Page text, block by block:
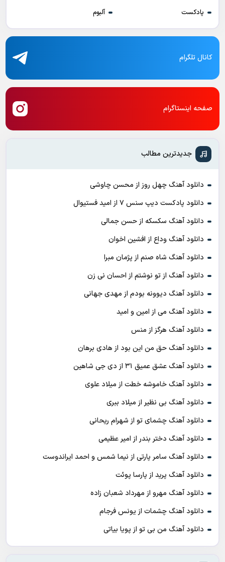
پادکست
آلبوم
کانال تلگرام
صفحه اینستاگرام
جدیدترین مطالب
دانلود آهنگ چهل روز از محسن چاوشی
دانلود پادکست ديپ سنس ۷ از اميد فستيوال
دانلود آهنگ سکسکه از حسن جمالی
دانلود آهنگ وداع از افشين اخوان
دانلود آهنگ شاه صنم از پژمان مبرا
دانلود آهنگ از تو نوشتم از احسان نی زن
دانلود آهنگ دیوونه بودم از مهدی جهانی
دانلود آهنگ می از امین و امید
دانلود آهنگ هرگز از منس
دانلود آهنگ حق من این بود از هادی برهان
دانلود آهنگ عشق عمیق ۳۱ از دی جی شاهین
دانلود آهنگ خاموشه خطت از میلاد علوی
دانلود آهنگ بی نظیر از میلاد ببری
دانلود آهنگ چشمای تو از شهرام ریحانی
دانلود آهنگ دختر بندر از امیر عظیمی
دانلود آهنگ سامر پارتی از نیما شمس و احمد ایراندوست
دانلود آهنگ پرید از پارسا پوئت
دانلود آهنگ مهرو از مهرداد شعبان زاده
دانلود آهنگ چشمات از یونس فرجام
دانلود آهنگ من بی تو از پویا بیاتی